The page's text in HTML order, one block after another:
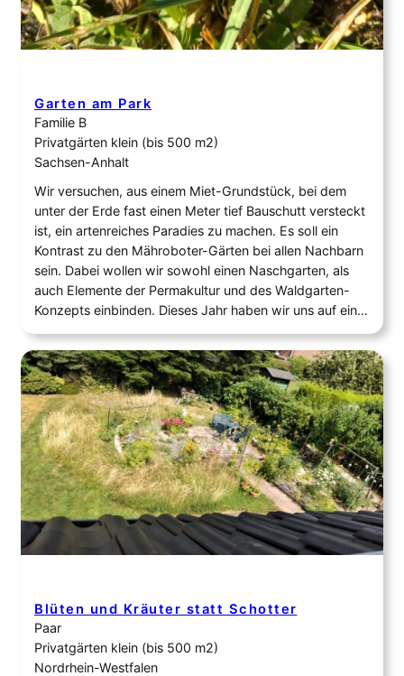
Garten am Park
Familie B
Privatgärten klein (bis 500 m2)
Sachsen-Anhalt
Wir versuchen, aus einem Miet-Grundstück, bei dem
unter der Erde fast einen Meter tief Bauschutt versteckt
ist, ein artenreiches Paradies zu machen. Es soll ein
Kontrast zu den Mähroboter-Gärten bei allen Nachbarn
sein. Dabei wollen wir sowohl einen Naschgarten, als
auch Elemente der Permakultur und des Waldgarten-
Konzepts einbinden. Dieses Jahr haben wir uns auf ein…
Blüten und Kräuter statt Schotter
Paar
Privatgärten klein (bis 500 m2)
Nordrhein-Westfalen